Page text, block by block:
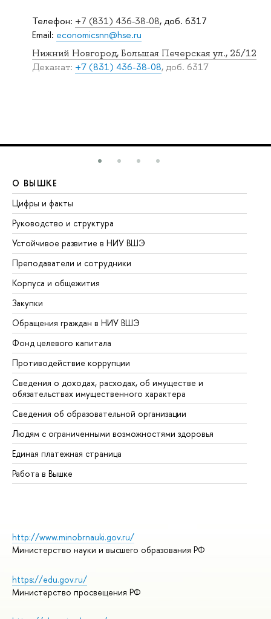
Телефон: +7 (831) 436-38-08, доб. 6317
Email: economicsnn@hse.ru
Нижний Новгород, Большая Печерская ул., 25/12
Деканат: +7 (831) 436-38-08, доб. 6317
О ВЫШКЕ
Цифры и факты
Руководство и структура
Устойчивое развитие в НИУ ВШЭ
Преподаватели и сотрудники
Корпуса и общежития
Закупки
Обращения граждан в НИУ ВШЭ
Фонд целевого капитала
Противодействие коррупции
Сведения о доходах, расходах, об имуществе и
обязательствах имущественного характера
Сведения об образовательной организации
Людям с ограниченными возможностями здоровья
Единая платежная страница
Работа в Вышке
http://www.minobrnauki.gov.ru/
Министерство науки и высшего образования РФ
https://edu.gov.ru/
Министерство просвещения РФ